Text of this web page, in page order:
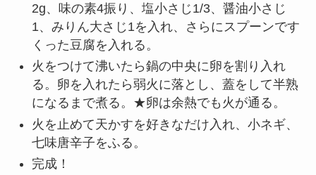
2g、味の素4振り、塩小さじ1/3、醤油小さじ
1、みりん大さじ1を入れ、さらにスプーンです
くった豆腐を入れる。
火をつけて沸いたら鍋の中央に卵を割り入れ
る。卵を入れたら弱火に落とし、蓋をして半熟
になるまで煮る。★卵は余熱でも火が通る。
火を止めて天かすを好きなだけ入れ、小ネギ、
七味唐辛子をふる。
完成！